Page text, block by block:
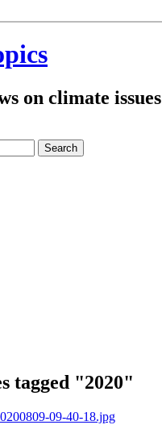
on climate issues
tagged "2020"